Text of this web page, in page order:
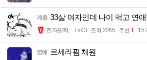
계층 33살 여자인데 나이 먹고 연
전자팔찌 Lv.93 조회 2265 추천 1
연예 르세라핌 채원